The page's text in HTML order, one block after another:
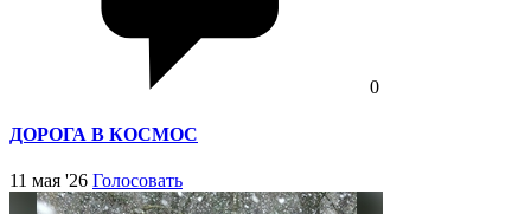
0
ДОРОГА В КОСМОС
11 мая '26 Голосовать